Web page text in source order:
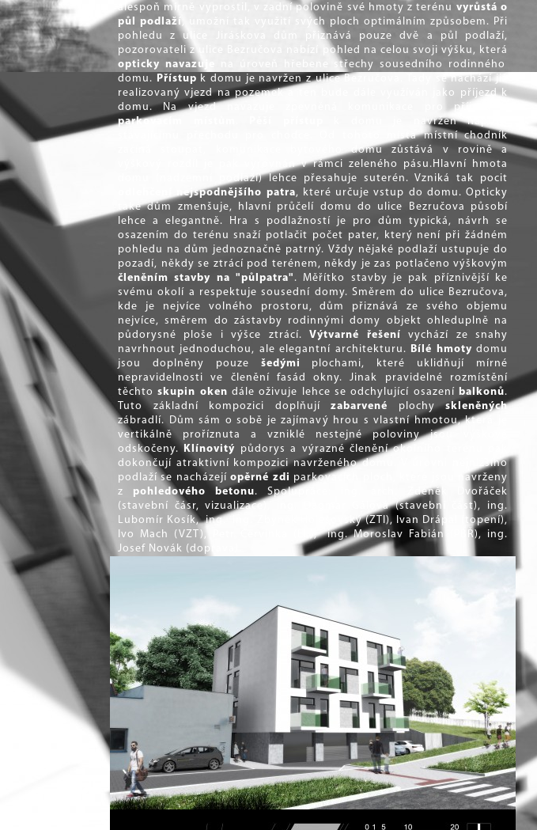
alespoň mírně vyprostil, v zadní polovině své hmoty z terénu vyrůstá o
půl podlaží , umožní tak využití svých ploch optimálním způsobem. Při
pohledu z ulice Jiráskova dům přiznává pouze dvě a půl podlaží,
pozorovateli z ulice Bezručova nabízí pohled na celou svoji výšku, která
opticky navazuje
na úroveň hřebene střechy sousedního rodinného
domu. Přístup k domu je navržen z ulice Bezručova. Tady se nachází již
realizovaný vjezd na pozemek a ten bude dále využíván jako příjezd k
domu. Na vjezd navazuje zpevněná komunikace pro příjezd k
parkovacím místům
k domu je navržen naproti
stávajícímu přechodu pro chodce. Od tohoto místa místní chodník
začíná stoupat, komunikace bytového domu zůstává v rovině a
výškový rozdíl je pak vyrovnán v rámci zeleného pásu.Hlavní hmota
domu (nadzemní podlaží) lehce přesahuje suterén. Vzniká tak pocit
odlehčení nejspodnějšího patra, které určuje vstup do domu. Opticky
také dům zmenšuje, hlavní průčelí domu do ulice Bezručova působí
lehce a elegantně. Hra s podlažností je pro dům typická, návrh se
osazením do terénu snaží potlačit počet pater, který není při žádném
pohledu na dům jednoznačně patrný. Vždy nějaké podlaží ustupuje do
pozadí, někdy se ztrácí pod terénem, někdy je zas potlačeno výškovým
členěním stavby na "půlpatra" . Měřítko stavby je pak příznivější ke
svému okolí a respektuje sousední domy. Směrem do ulice Bezručova,
kde je nejvíce volného prostoru, dům přiznává ze svého objemu
nejvíce, směrem do zástavby rodinnými domy objekt ohleduplně na
půdorysné ploše i výšce ztrácí.Výtvarné řešení
vychází ze snahy
navrhnout jednoduchou, ale elegantní architekturu. Bílé hmoty domu
jsou doplněny pouze šedými
plochami, které uklidňují mírné
nepravidelnosti ve členění fasád okny. Jinak pravidelné rozmístění
těchtoskupin oken dále oživuje lehce se odchylující osazeníbalkonů.
Tuto základní kompozici doplňují zabarvené plochyskleněných
zábradlí. Dům sám o sobě je zajímavý hrou s vlastní hmotou, která je
vertikálně proříznuta a vzniklé nestejné poloviny jsou výškově
odskočeny.Klínovitý půdorys a výrazné členění okolního terénu pak
dokončují atraktivní kompozici navrženého domu. V úrovni nejnižšího
podlaží se nacházejíopěrné zdi parkovacích ploch, které jsou navrženy
z pohledového betonu. Spolupráce: ing. arch. Zdeněk Dvořáček
(stavební čásr, vizualizace), ing. Dagmar Gálová (stavební část), ing.
Lubomír Kosík, ing. ing. Zbyněk Holešovský (ZTI), Ivan Drápal (topení),
Ivo Mach (VZT), Petr Červinka (EL), ing. Moroslav Fabián (PBŘ), ing.
Josef Novák (doprava).